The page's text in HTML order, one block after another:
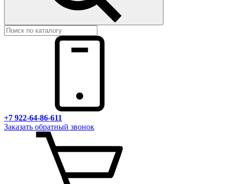
+7 922-64-86-611
Заказать обратный звонок